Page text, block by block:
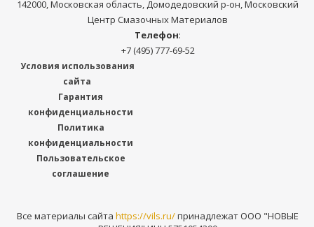
142000, Московская область, Домодедовский р-он, Московский
Центр Смазочных Материалов
Телефон:
+7 (495) 777-69-52
Условия использования
сайта
Гарантия
конфиденциальности
Политика
конфиденциальности
Пользовательское
соглашение
Все материалы сайта https://vils.ru/принадлежат ООО "НОВЫЕ